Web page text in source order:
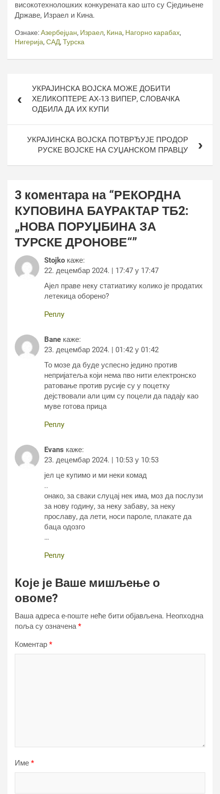
високотехнолошких конкурената као што су Сједињене
Државе, Израел и Кина.
Ознаке:Азербејџан, Израел, Кина, Нагорно карабах,
Нигерија, САД, Турска
чланкаУКРАЈИНСКА ВОЈСКА МОЖЕ ДОБИТИ
ХЕЛИКОПТЕРЕ АХ-1З ВИПЕР, СЛОВАЧКА
ОДБИЛА ДА ИХ КУПИ
УКРАЈИНСКА ВОЈСКА ПОТВРЂУЈЕ ПРОДОР
РУСКЕ ВОЈСКЕ НА СУЏАНСКОМ ПРАВЦУ
3 коментара на “РЕКОРДНА
КУПОВИНА БАYРАКТАР ТБ2:
„НОВА ПОРУЏБИНА ЗА
ТУРСКЕ ДРОНОВЕ“”
Stojko каже:
22. децембар 2024. | 17:47 у 17:47
Ајел праве неку статиатику колико је продатих
летекица оборено?
Реплy
Bane каже:
23. децембар 2024. | 01:42 у 01:42
То мозе да буде успесно једино против
непријатеља који нема пво нити електронско
ратовање против русије су у поцетку
дејствовали али цим су поцели да падају као
муве готова прица
Реплy
Evans каже:
23. децембар 2024. | 10:53 у 10:53
јел це купимо и ми неки комад
..
онако, за сваки слуцај нек има, моз да послузи
за нову годину, за неку забаву, за неку
прославу, да лети, носи пароле, плакате да
баца одозго
…
Реплy
Које је Ваше мишљење о
овоме?
Ваша адреса е-поште неће бити објављена. Неопходна
поља су означена*
Коментар *
Име *